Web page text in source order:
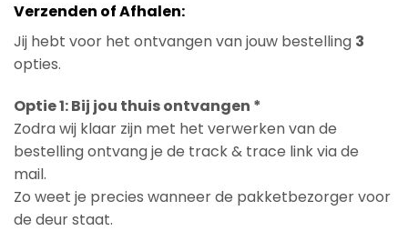
Verzenden of Afhalen:
Jij hebt voor het ontvangen van jouw bestelling 3
opties.
Optie 1: Bij jou thuis ontvangen *
Zodra wij klaar zijn met het verwerken van de
bestelling ontvang je de track & trace link via de
mail.
Zo weet je precies wanneer de pakketbezorger voor
de deur staat.